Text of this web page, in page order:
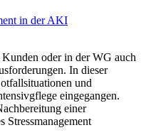
in der AKI
oder in der WG auch
In dieser
und
eingegangen.
einer